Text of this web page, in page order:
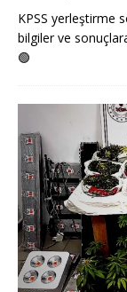
KPSS yerleştirme
bilgiler ve
🟢